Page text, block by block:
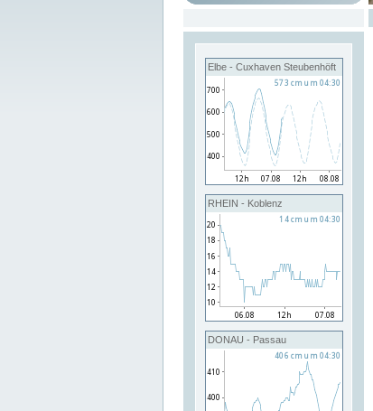
Elbe - Cuxhaven Steubenhöft
RHEIN - Koblenz
DONAU - Passau